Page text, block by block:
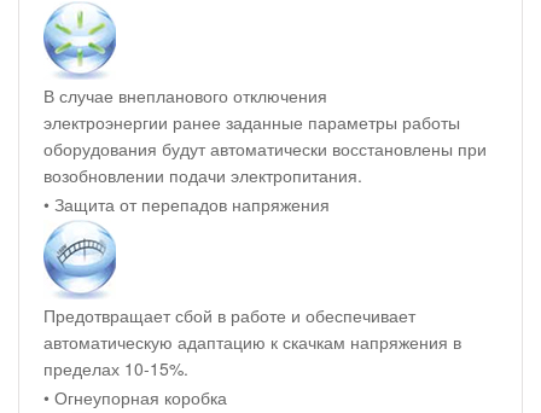
В случае внепланового отключения
электроэнергии ранее заданные параметры работы
оборудования будут автоматически восстановлены при
возобновлении подачи электропитания.
• Защита от перепадов напряжения
Предотвращает сбой в работе и обеспечивает
автоматическую адаптацию к скачкам напряжения в
пределах 10-15%.
• Огнеупорная коробка